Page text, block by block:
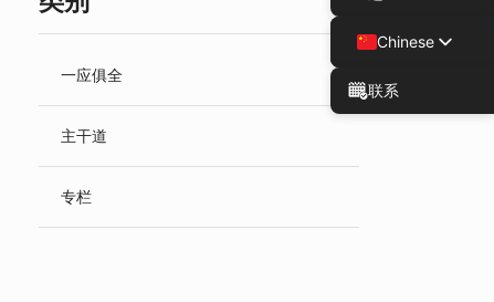
一应俱全
主干道
专栏
Chinese
Spanish
联系